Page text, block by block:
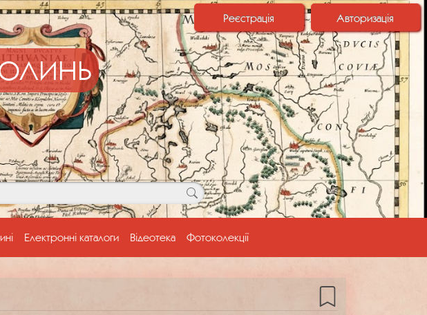
Авторизація
Реєстрація
Електронні каталоги Відеотека Фотоколекції